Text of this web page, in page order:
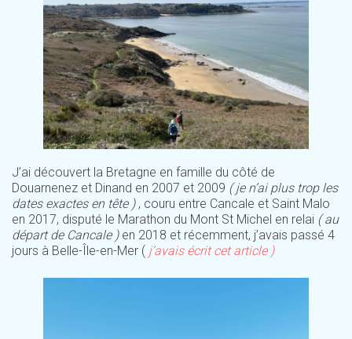
J’ai découvert la Bretagne en famille du côté de
Douarnenez et Dinand en 2007 et 2009 ( je n’ai plus trop les
dates exactes en tête ), couru entre Cancale et Saint Malo
en 2017, disputé le Marathon du Mont St Michel en relai ( au
départ de Cancale ) en 2018 et récemment, j’avais passé 4
jours à Belle-Île-en-Mer ( j’avais écrit cet article )